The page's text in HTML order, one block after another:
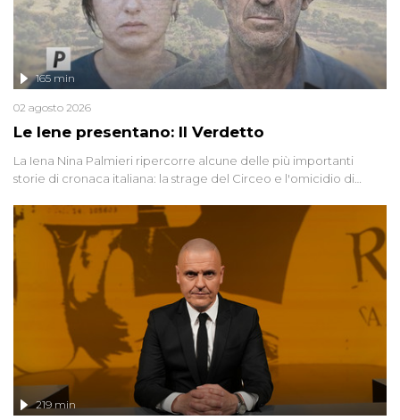
Le Iene presentano: Il Verdetto
165 min
02 agosto 2026
La Iena Nina Palmieri ripercorre alcune delle più importanti
storie di cronaca italiana: la strage del Circeo e l'omicidio di
219 min